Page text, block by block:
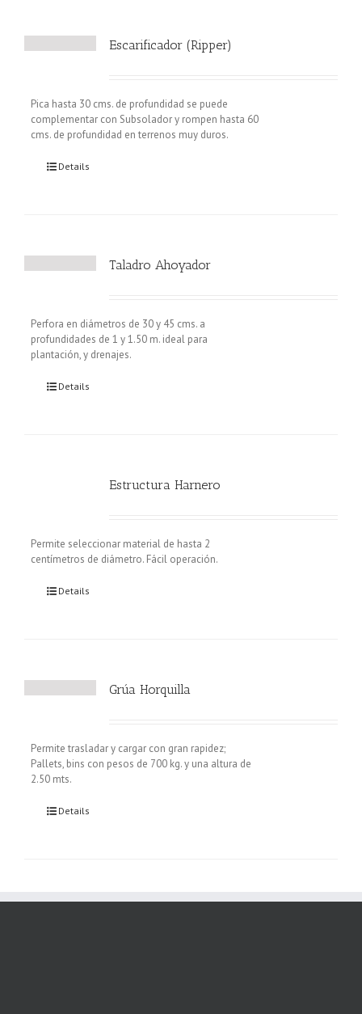
Escarificador (Ripper)
Pica hasta 30 cms. de profundidad se puede
complementar con Subsolador y rompen hasta 60
cms. de profundidad en terrenos muy duros.
Details
Taladro Ahoyador
Perfora en diámetros de 30 y 45 cms. a
profundidades de 1 y 1.50 m. ideal para
plantación, y drenajes.
Details
Estructura Harnero
Permite seleccionar material de hasta 2
centímetros de diámetro. Fácil operación.
Details
Grúa Horquilla
Permite trasladar y cargar con gran rapidez;
Pallets, bins con pesos de 700 kg. y una altura de
2.50 mts.
Details